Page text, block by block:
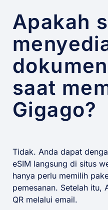
Apakah
saat
Gigago?
Tidak. Anda dapat
eSIM langsung di situs
hanya perlu memilih
pemesanan. Setelah itu,
QR melalui email.